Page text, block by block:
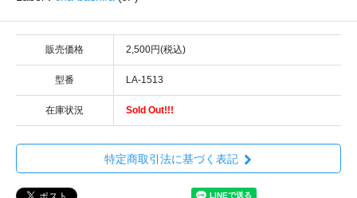
販売価格 2,500円(税込)
型番 LA-1513
在庫状況 Sold Out!!!
特定商取引法に基づく表記